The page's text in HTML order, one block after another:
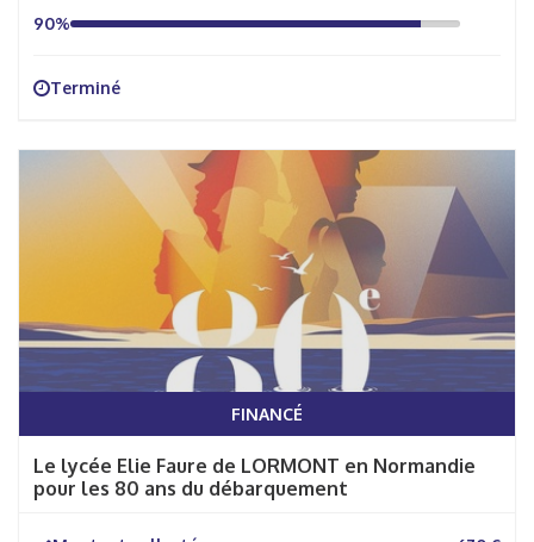
90%
Terminé
FINANCÉ
Le lycée Elie Faure de LORMONT en Normandie
pour les 80 ans du débarquement